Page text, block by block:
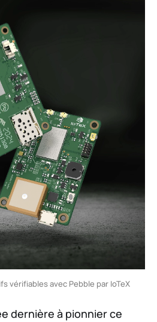
vérifiables avec Pebble par IoTeX
dernière à pionnier ce